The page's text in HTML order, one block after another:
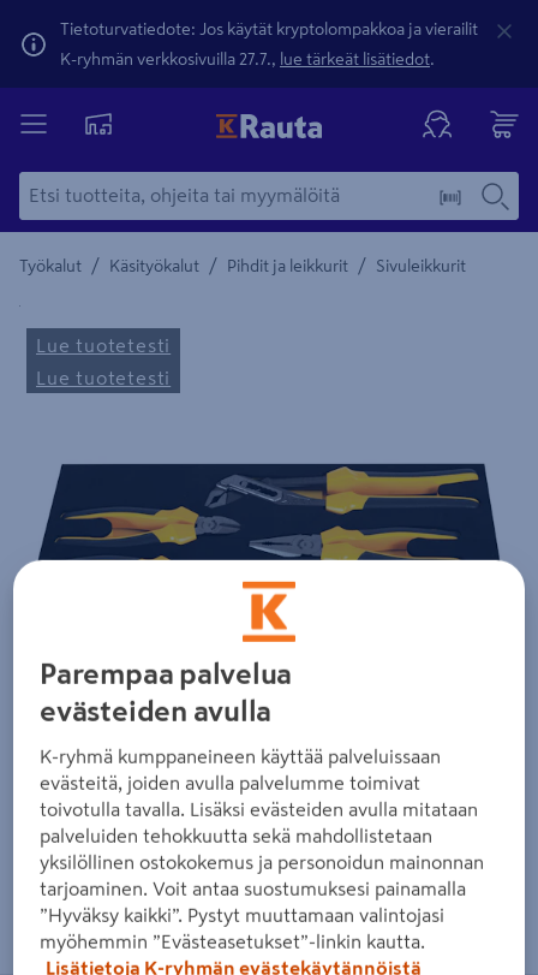
Tietoturvatiedote: Jos käytät kryptolompakkoa ja vierailit
K-ryhmän verkkosivuilla 27.7., lue tärkeät lisätiedot.
Työkalut / Käsityökalut / Pihdit ja leikkurit / Sivuleikkurit
Yksityiskohtainen kuvaus löytyy Tuotteen kuvaus -
Lue tuotetesti
Lue tuotetesti
Zoomaa kuvaa sormilla kosketusnäytöllä
Parempaa palvelua
evästeiden avulla
K-ryhmä kumppaneineen käyttää palveluissaan
evästeitä, joiden avulla palvelumme toimivat
toivotulla tavalla. Lisäksi evästeiden avulla mitataan
palveluiden tehokkuutta sekä mahdollistetaan
yksilöllinen ostokokemus ja personoidun mainonnan
tarjoaminen. Voit antaa suostumuksesi painamalla
”Hyväksy kaikki”. Pystyt muuttamaan valintojasi
myöhemmin ”Evästeasetukset”-linkin kautta.
Lisätietoja K-ryhmän evästekäytännöistä